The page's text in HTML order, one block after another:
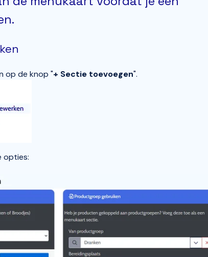
op de knop "+ Sectie toevoegen".
opties: